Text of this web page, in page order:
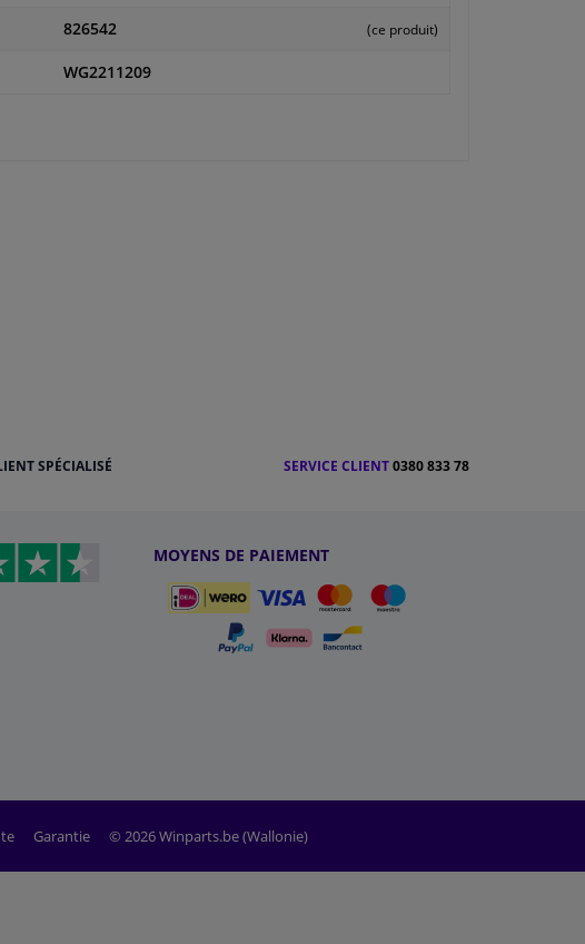
826542 (ce produit)
WG2211209
SPÉCIALISÉ SERVICE CLIENT0380 833 78
MOYENS DE PAIEMENT
Garantie © 2026 Winparts.be (Wallonie)